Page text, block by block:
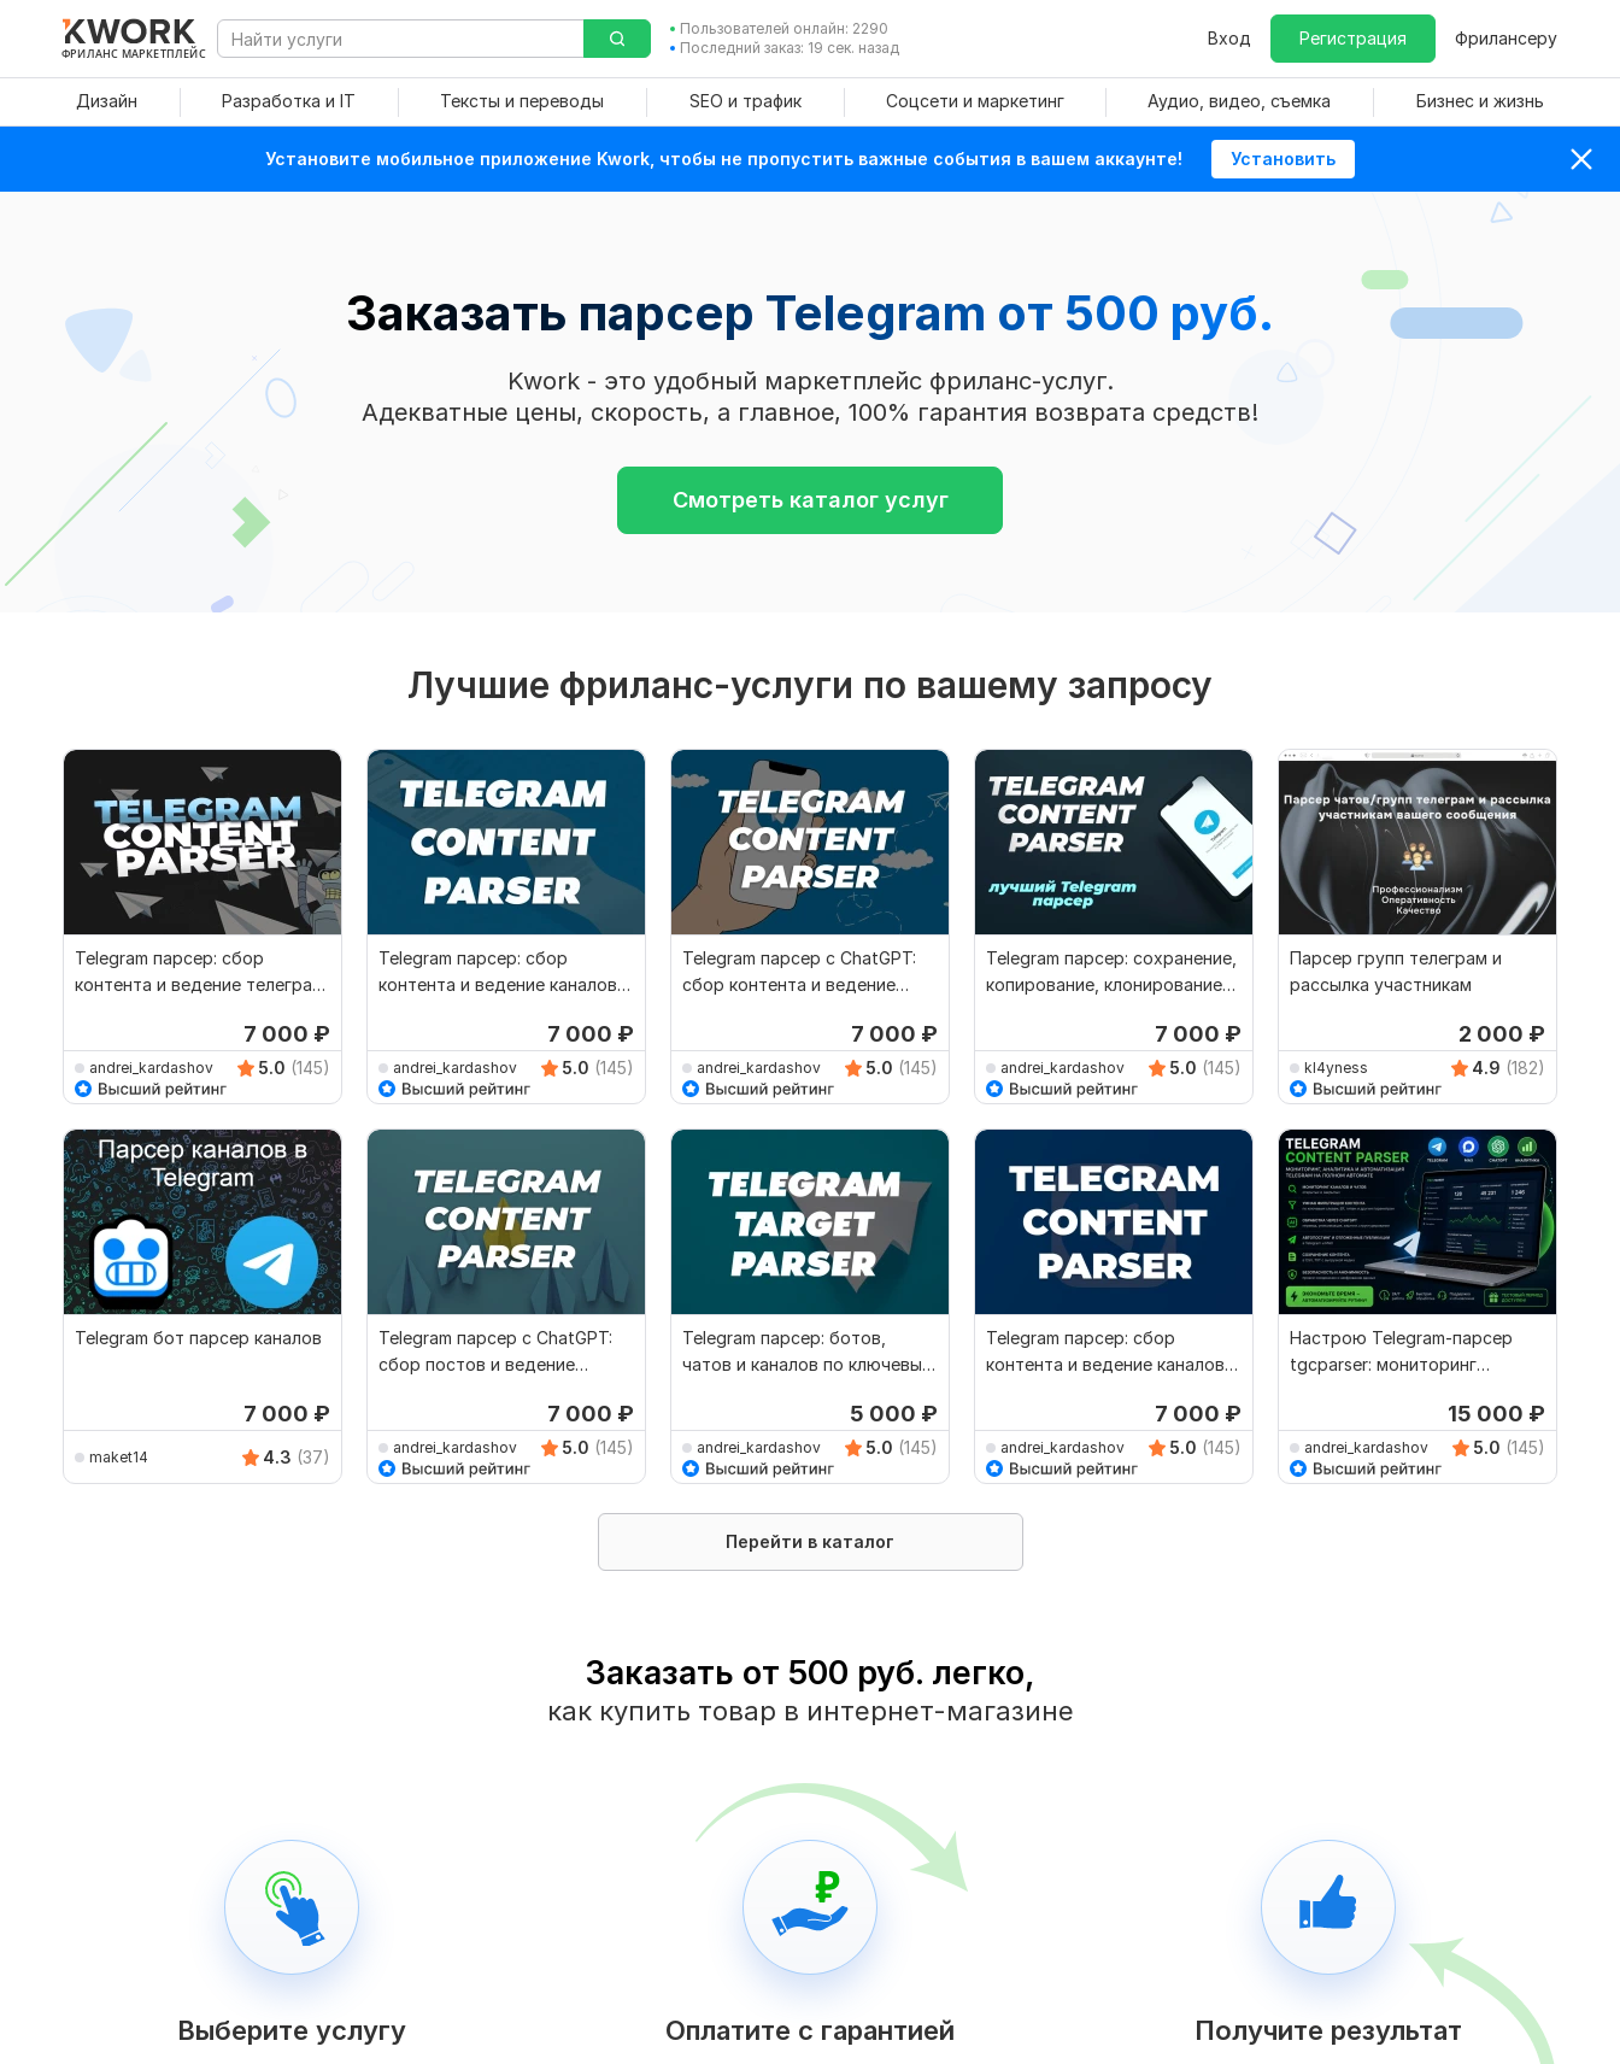
ФРИЛАНС МАРКЕТПЛЕЙС
Пользователей онлайн: 2290
Последний заказ: 19 сек. назад
Вход Регистрация Фрилансеру
Дизайн Разработка и IT Тексты и переводы SEO и трафик Соцсети и маркетинг Аудио, видео, съемка Бизнес и жизнь
Установите мобильное приложение Kwork, чтобы не пропустить важные события в вашем аккаунте! Установить
Заказать парсер Telegram от 500 руб.
Kwork - это удобный маркетплейс фриланс-услуг.
Адекватные цены, скорость, а главное, 100% гарантия возврата средств!
Смотреть каталог услуг
Лучшие фриланс-услуги по вашему запросу
Telegram парсер: сбор
контента и ведение телеграм
7 000 ₽
andrei_kardashov 5.0 (145)
Telegram парсер: сбор
контента и ведение каналов
7 000 ₽
andrei_kardashov 5.0 (145)
Telegram парсер с ChatGPT:
сбор контента и ведение
7 000 ₽
andrei_kardashov 5.0 (145)
Telegram парсер: сохранение,
копирование, клонирование
7 000 ₽
andrei_kardashov 5.0 (145)
Парсер групп телеграм и
рассылка участникам
2 000 ₽
kl4yness 4.9 (182)
Telegram бот парсер каналов
7 000 ₽
maket14 4.3 (37)
Telegram парсер с ChatGPT:
сбор постов и ведение
7 000 ₽
andrei_kardashov 5.0 (145)
Telegram парсер: ботов,
чатов и каналов по ключевым
5 000 ₽
andrei_kardashov 5.0 (145)
Telegram парсер: сбор
контента и ведение каналов,
7 000 ₽
andrei_kardashov 5.0 (145)
Настрою Telegram-парсер
tgcparser: мониторинг
15 000 ₽
andrei_kardashov 5.0 (145)
Перейти в каталог
Заказать от 500 руб. легко,
как купить товар в интернет-магазине
Выберите услугу Оплатите с гарантией Получите результат